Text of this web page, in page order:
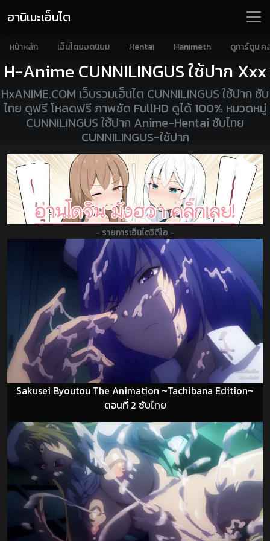
ฮานิเมะเฮ็นไต
หน้าหลัก เฮ็นไตยอดนิยม Hentai Hanimeth ดูการ์ตูน ค
H-Anime CUNNILINGUS ใช้ปาก Xxx
HxANIME.COM เว็บรวมเฮ็นไต CUNNILINGUS ใช้ปาก ซับ
ไทย ดูฟรี โหลดฟรี ภาพชัด FullHD ดูได้ 100% หมวดหมู่
CUNNILINGUS ใช้ปาก Anime-Hentai ซับไทย
CUNNILINGUS-ใช้ปาก
- รายการเฮ็นไตวิดีโอ -
Sakusei Byoutou The Animation ~Tachibana Edition~
ตอนที่ 2 ซับไทย